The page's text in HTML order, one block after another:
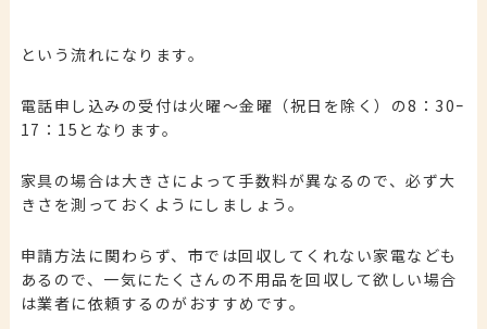
という流れになります。
電話申し込みの受付は火曜〜金曜（祝日を除く）の8：30ｰ
17：15 となります。
家具の場合は大きさによって手数料が異なるので、必ず大
きさを測っておくようにしましょう。
申請方法に関わらず、市では回収してくれない家電なども
あるので、 一気にたくさんの不用品を回収して欲しい場合
は業者に依頼するのがおすすめです。